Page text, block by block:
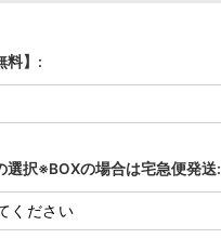
料】:
選択※BOXの場合は宅急便発送: